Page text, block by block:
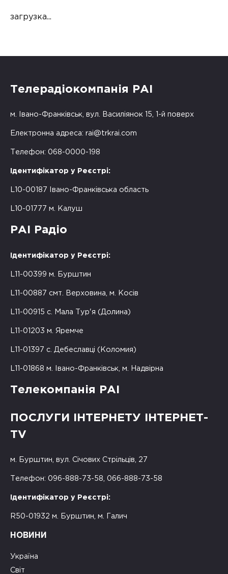
загрузка...
Телерадіокомпанія РАІ
м. Івано-Франківськ, вул. Василіянок 15, 1-й поверх
Електронна адреса: rai@trkrai.com
Телефон: 068-0000-198
Ідентифікатор у Реєстрі:
L10-00187 Івано-Франківська область
L10-01777 м. Калуш
РАІ Радіо
Ідентифікатор у Реєстрі:
L11-00399 м. Бурштин
L11-00887 смт. Верховина, м. Косів
L11-00915 с. Мала Тур'я (Долина)
L11-01203 м. Яремче
L11-01397 с. Дебеславці (Коломия)
L11-01868 м. Івано-Франківськ, м. Надвірна
Телекомпанія РАІ
ПОСЛУГИ ІНТЕРНЕТУ ІНТЕРНЕТ-
TV
м. Бурштин, вул. Січових Стрільців, 27
Телефон: 096-888-73-58, 066-888-73-58
Ідентифікатор у Реєстрі:
R50-01932 м. Бурштин, м. Галич
НОВИНИ
Україна
Світ